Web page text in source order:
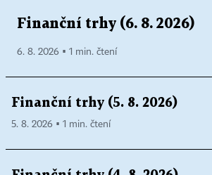
Finanční trhy (6. 8. 2026)
6. 8. 2026 ▪ 1 min. čtení
Finanční trhy (5. 8. 2026)
5. 8. 2026 ▪ 1 min. čtení